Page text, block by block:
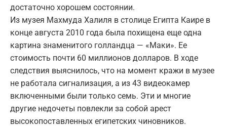
достаточно хорошем состоянии.
Из музея Махмуда Халиля в столице Египта Каире в
конце августа 2010 года была похищена еще одна
картина знаменитого голландца — «Маки». Ее
стоимость почти 60 миллионов долларов. В ходе
следствия выяснилось, что на момент кражи в музее
не работала сигнализация, а из 43 видеокамер
включенными были только семь. Эти и многие
другие недочеты повлекли за собой арест
высокопоставленных египетских чиновников.